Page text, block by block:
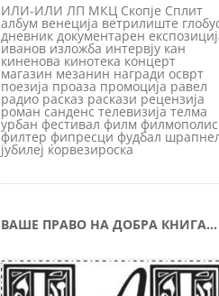
ИЛИ-ИЛИ ЛП МКЦ Скопје Сплит
албум венеција ветрилиште
дневник документарен
иванов изложба интервју кан
киненова кинотека концерт
магазин мезанин награди осврт
поезија проаза промоција равел
радио расказ раскази рецензија
роман санденс телевизија телма
урбан фестивал филм филмополис
филтер фипресци фудбал
јубилеј ќорвезироска
ВАШЕ ПРАВО НА ДОБРА КНИГА…